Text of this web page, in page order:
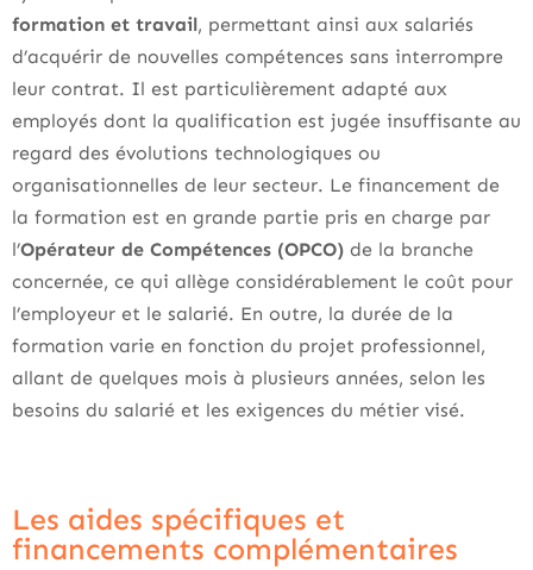
formation et travail, permettant ainsi aux salariés
d’acquérir de nouvelles compétences sans interrompre
leur contrat. Il est particulièrement adapté aux
employés dont la qualification est jugée insuffisante au
regard des évolutions technologiques ou
organisationnelles de leur secteur. Le financement de
la formation est en grande partie pris en charge par
l’Opérateur de Compétences (OPCO) de la branche
concernée, ce qui allège considérablement le coût pour
l’employeur et le salarié. En outre, la durée de la
formation varie en fonction du projet professionnel,
allant de quelques mois à plusieurs années, selon les
besoins du salarié et les exigences du métier visé.
Les aides spécifiques et
financements complémentaires